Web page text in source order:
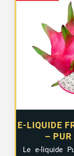
E-LIQUIDE
–
Le e-liquide